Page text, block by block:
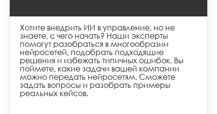
Хотите внедрить ИИ в управление, но не
знаете, с чего начать? Наши эксперты
помогут разобраться в многообразии
нейросетей, подобрать подходящие
решения и избежать типичных ошибок. Вы
поймете, какие задачи вашей компании
можно передать нейросетям. Сможете
задать вопросы и разобрать примеры
реальных кейсов.